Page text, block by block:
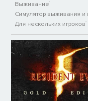
Выживание
Симулятор выживания и
Для нескольких игроков